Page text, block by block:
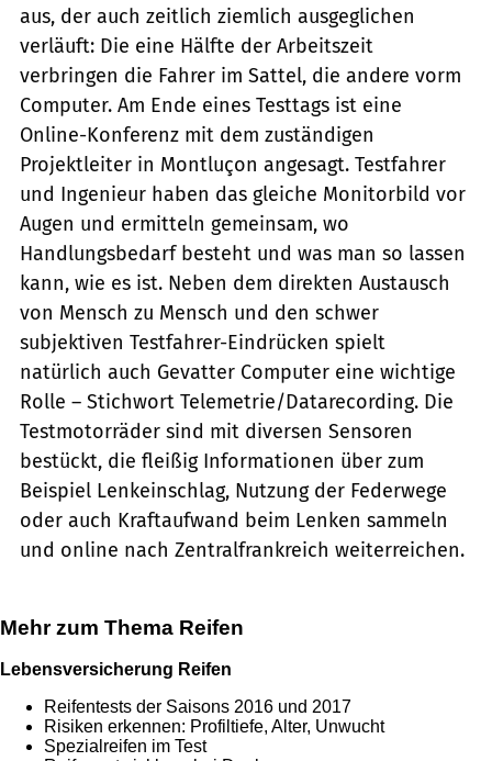
aus, der auch zeitlich ziemlich ausgeglichen
verläuft: Die eine Hälfte der Arbeitszeit
verbringen die Fahrer im Sattel, die andere vorm
Computer. Am Ende eines Testtags ist eine
Online-Konferenz mit dem zuständigen
Projektleiter in Montluçon angesagt. Testfahrer
und Ingenieur haben das gleiche Monitorbild vor
Augen und ermitteln gemeinsam, wo
Handlungsbedarf besteht und was man so lassen
kann, wie es ist. Neben dem direkten Austausch
von Mensch zu Mensch und den schwer
subjektiven Testfahrer-Eindrücken spielt
natürlich auch Gevatter Computer eine wichtige
Rolle – Stichwort Telemetrie/Datarecording. Die
Testmotorräder sind mit diversen Sensoren
bestückt, die fleißig Informationen über zum
Beispiel Lenkeinschlag, Nutzung der Federwege
oder auch Kraftaufwand beim Lenken sammeln
und online nach Zentralfrankreich weiterreichen.